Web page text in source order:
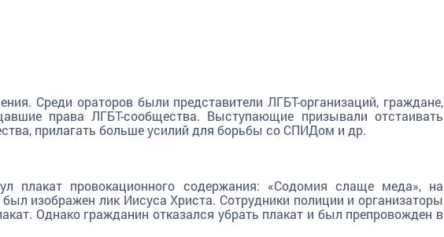
Среди ораторов были представители ЛГБТ-организаций, граждане,
права ЛГБТ-сообщества. Выступающие призывали отстаивать
прилагать больше усилий для борьбы со СПИДом и др.
плакат провокационного содержания: «Содомия слаще меда», на
изображен лик Иисуса Христа. Сотрудники полиции и организаторы
Однако гражданин отказался убрать плакат и был препровожден в